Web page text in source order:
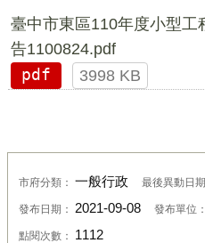
臺中市東區110年度小型工
告1100824.pdf
pdf
3998 KB
市府分類： 一般行政 最後異動日期
發布日期： 2021-09-08 發布單位：
點閱次數： 1112